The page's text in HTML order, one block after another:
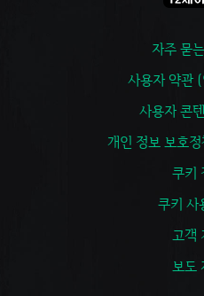
자주 묻
사용자 약관
사용자 콘
개인 정보 보호
쿠키
쿠키 사
고객
보도